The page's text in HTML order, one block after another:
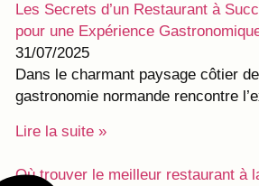
Les Secrets d’un Restaurant à
pour une Expérience
31/07/2025
Dans le charmant paysage côtier
gastronomie normande rencontre
Lire la suite »
Où trouver le meilleur restaurant à